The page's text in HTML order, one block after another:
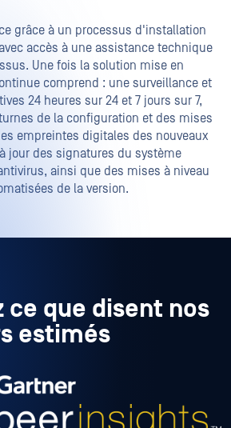
grâce à un processus d'installation
accès à une assistance technique
Une fois la solution mise en
comprend : une surveillance et
24 heures sur 24 et 7 jours sur 7,
de la configuration et des mises
empreintes digitales des nouveaux
jour des signatures du système
ainsi que des mises à niveau
de la version.
ce que disent nos
estimés